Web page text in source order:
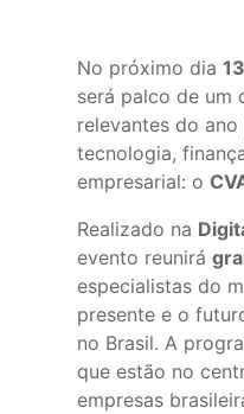
No próximo dia
será palco de um
relevantes do
tecnologia,
empresarial: o
Realizado na
evento reunirá
especialistas do
presente e o
no Brasil. A
que estão no
empresas